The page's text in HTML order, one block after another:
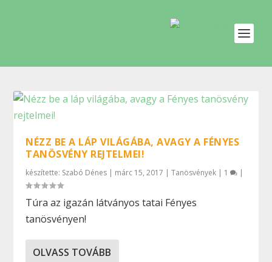
NÉZZ BE A LÁP VILÁGÁBA, AVAGY A FÉNYES
TANÖSVÉNY REJTELMEI!
készítette: Szabó Dénes | márc 15, 2017 |Tanösvények | 1 |
Túra az igazán látványos tatai Fényes
tanösvényen!
OLVASS TOVÁBB